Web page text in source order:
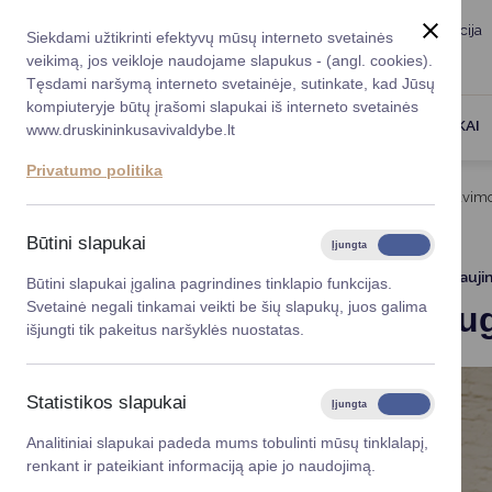
Siekdami užtikrinti efektyvų mūsų interneto svetainės
veikimą, jos veikloje naudojame slapukus - (angl. cookies).
Tęsdami naršymą interneto svetainėje, sutinkate, kad Jūsų
kompiuteryje būtų įrašomi slapukai iš interneto svetainės
www.druskininkusavivaldybe.lt
Privatumo politika
Būtini slapukai Įjungta
Būtini slapukai įgalina pagrindines tinklapio funkcijas.
Svetainė negali tinkamai veikti be šių slapukų, juos galima
išjungti tik pakeitus naršyklės nuostatas.
Statistikos slapukai Įjungta
Analitiniai slapukai padeda mums tobulinti mūsų tinklalapį,
renkant ir pateikiant informaciją apie jo naudojimą.
Taryba Meras
Registruokitės
Vicemerai
Mero patarėja
Administracija
Savivaldybės
Planavimo
Korupcijos
Viešieji
Lygios
Savivaldybės
Organizacinė
Karjera DUK
DRUSKININKAI
Tęsiami ugdomojo
2023-12-05
Tęsiami